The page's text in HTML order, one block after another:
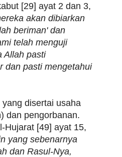
[29] ayat 2 dan 3,
akan dibiarkan
beriman' dan
telah menguji
Allah pasti
dan pasti mengetahui
disertai usaha
dan pengorbanan.
Hujarat [49] ayat 15,
yang sebenarnya
dan Rasul-Nya,